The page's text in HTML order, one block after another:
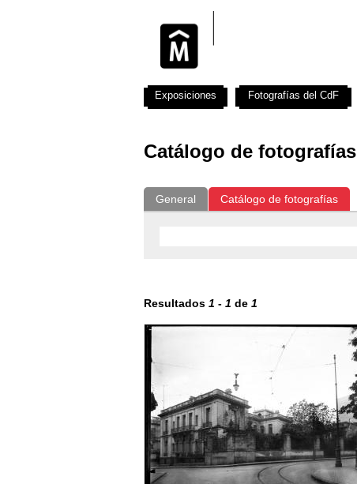
Catálogo de fotografías
General Catálogo de fotografías
Resultados 1 - 1 de 1
Exposiciones Fotografías del CdF